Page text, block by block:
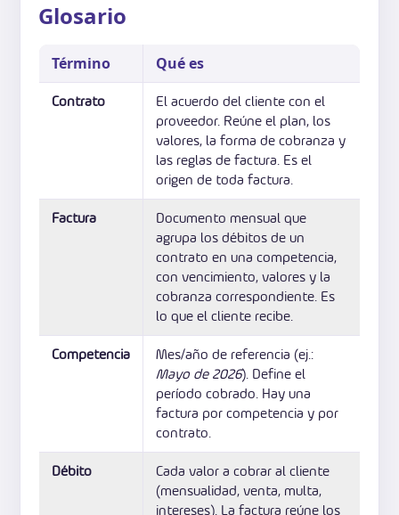
Glosario
Término Qué es
Contrato
El acuerdo del cliente con el
proveedor. Reúne el plan, los
valores, la forma de cobranza y
las reglas de factura. Es el
origen de toda factura.
Factura
Documento mensual que
agrupa los débitos de un
contrato en una competencia,
con vencimiento, valores y la
cobranza correspondiente. Es
lo que el cliente recibe.
Competencia
Mes/año de referencia (ej.:
Mayo de 2026). Define el
período cobrado. Hay una
factura por competencia y por
contrato.
Débito
Cada valor a cobrar al cliente
(mensualidad, venta, multa,
intereses). La factura reúne los